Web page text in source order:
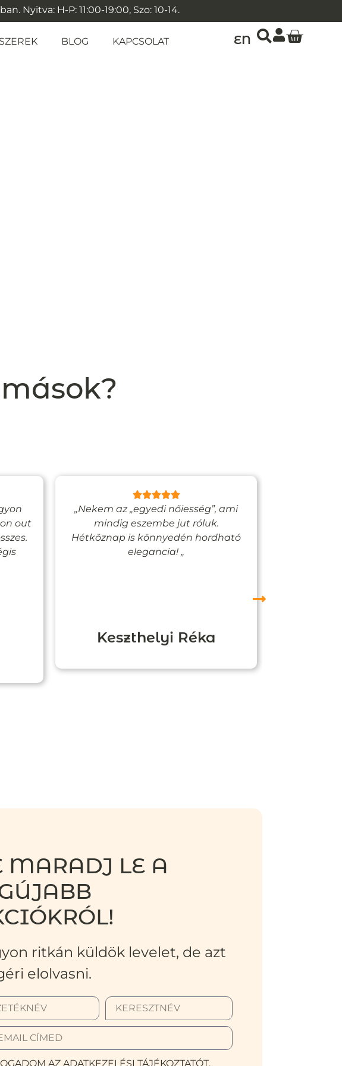
Nyitva: H-P: 11:00-19:00, Szo: 10-14.
BLOG KAPCSOLAT EN
out
„Nekem az „egyedi nőiesség”, ami
mindig eszembe jut róluk.
Hétköznap is könnyedén hordható
elegancia! „
Keszthelyi Réka
MARADJ LE A
ritkán küldök levelet, de azt
elolvasni.
AZ ADATKEZELÉSI TÁJÉKOZTATÓT.